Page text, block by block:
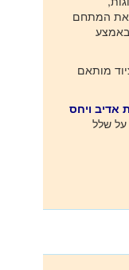
את המתחם
באמצע
מותאם
אדיב ויחס
על שלל